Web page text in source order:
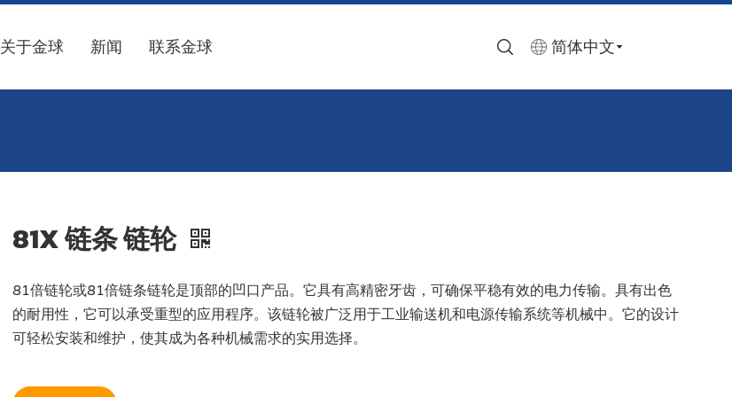
关于金球 新闻 联系金球 简体中文
81X 链条 链轮
81倍链轮或81倍链条链轮是顶部的凹口产品。它具有高精密牙齿，可确保平稳有效的电力传输。具有出色
的耐用性，它可以承受重型的应用程序。该链轮被广泛用于工业输送机和电源传输系统等机械中。它的设计
可轻松安装和维护，使其成为各种机械需求的实用选择。